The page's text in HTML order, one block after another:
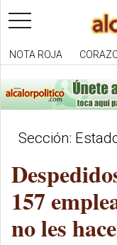
toggle
navigation
NOTA ROJA
Sección:
157
no les